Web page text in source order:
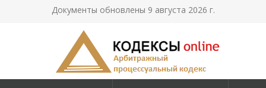
Документы обновлены 9 августа 2026 г.